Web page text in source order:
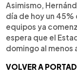
Asimismo,
día de hoy un
equipos ya
espera que el
domingo al menos
VOLVER A